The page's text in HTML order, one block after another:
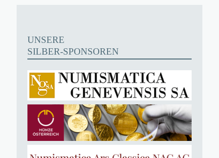
UNSERE
SILBER-SPONSOREN